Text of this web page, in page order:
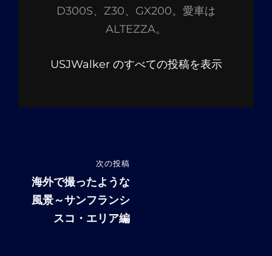
D300S、Z30、GX200。愛車は
ALTEZZA。
USJWalker のすべての投稿を表示
稿
ナ
の
投
次の投稿
海外で撮ったような
風景～サンフランシ
スコ・エリア編